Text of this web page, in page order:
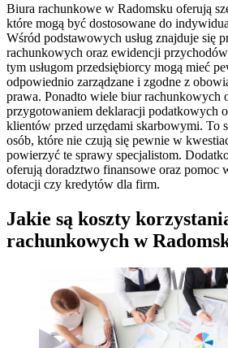
Biura rachunkowe w Radomsku oferują
które mogą być dostosowane do
Wśród podstawowych usług znajduje się
rachunkowych oraz ewidencji
tym usługom przedsiębiorcy mogą mieć
odpowiednio zarządzane i zgodne z
prawa. Ponadto wiele biur rachunkowych
przygotowaniem deklaracji podatkowych
klientów przed urzędami skarbowymi. To
osób, które nie czują się pewnie w
powierzyć te sprawy specjalistom.
oferują doradztwo finansowe oraz pomoc
dotacji czy kredytów dla firm.
Jakie są koszty
rachunkowych w